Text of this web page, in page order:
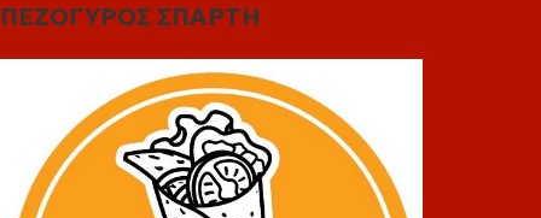
ΠΕΖΟΓΥΡΟΣ ΣΠΑΡΤΗ